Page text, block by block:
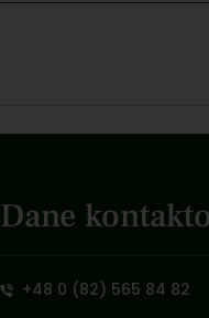
Dane
+48 0 (82) 565 84 82